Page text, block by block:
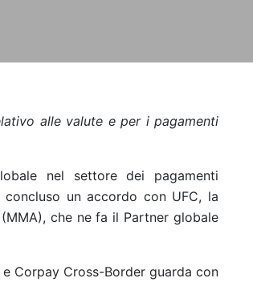
alle valute e per i pagamenti
nel settore dei pagamenti
un accordo con UFC, la
che ne fa il Partner globale
Corpay Cross-Border guarda con